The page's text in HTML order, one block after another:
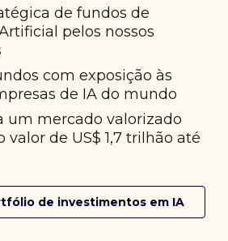
de fundos de
pelos nossos
com exposição às
de IA do mundo
um mercado valorizado
valor de US$ 1,7 trilhão até
de investimentos em IA